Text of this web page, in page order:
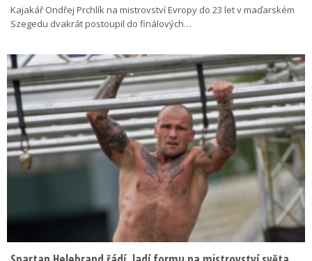
Kajakář Ondřej Prchlík na mistrovství Evropy do 23 let v maďarském
Szegedu dvakrát postoupil do finálových…